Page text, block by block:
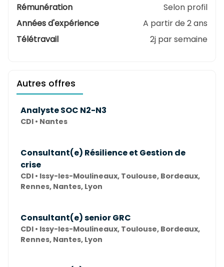
Rémunération
Selon profil
Années d'expérience
A partir de 2 ans
Télétravail
2j par semaine
Autres offres
Analyste SOC N2-N3
CDI • Nantes
Consultant(e) Résilience et Gestion de
crise
CDI • Issy-les-Moulineaux, Toulouse, Bordeaux,
Rennes, Nantes, Lyon
Consultant(e) senior GRC
CDI • Issy-les-Moulineaux, Toulouse, Bordeaux,
Rennes, Nantes, Lyon